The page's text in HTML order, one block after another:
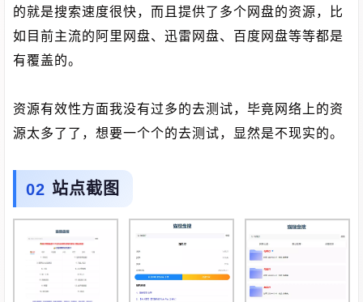
的就是搜索速度很快，而且提供了多个网盘的资源，比
如目前主流的阿里网盘、迅雷网盘、百度网盘等等都是
有覆盖的。
资源有效性方面我没有过多的去测试，毕竟网络上的资
源太多了了，想要一个个的去测试，显然是不现实的。
站点截图